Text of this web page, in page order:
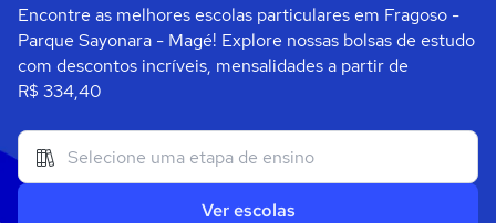
Encontre as melhores escolas particulares em Fragoso -
Parque Sayonara - Magé! Explore nossas bolsas de estudo
com descontos incríveis, mensalidades a partir de
R$ 334,40
Ver escolas